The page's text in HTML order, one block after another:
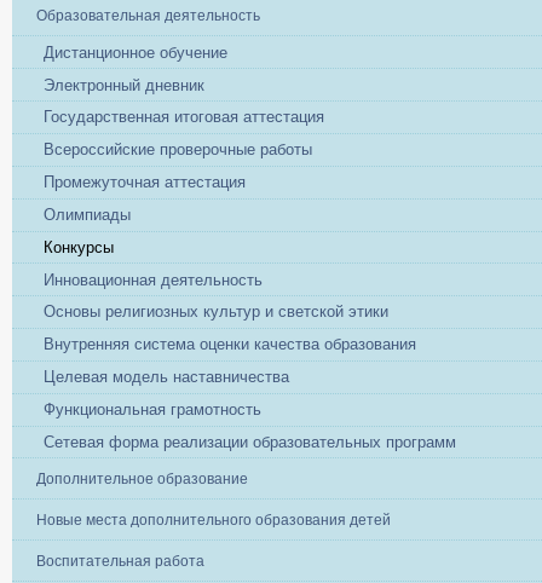
Образовательная деятельность
Дистанционное обучение
Электронный дневник
Государственная итоговая аттестация
Всероссийские проверочные работы
Промежуточная аттестация
Олимпиады
Конкурсы
Инновационная деятельность
Основы религиозных культур и светской этики
Внутренняя система оценки качества образования
Целевая модель наставничества
Функциональная грамотность
Сетевая форма реализации образовательных программ
Дополнительное образование
Новые места дополнительного образования детей
Воспитательная работа